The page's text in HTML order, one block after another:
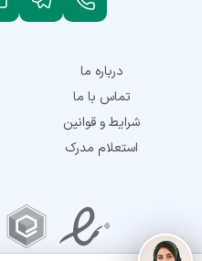
درباره ما
تماس با ما
شرایط و قوانین
استعلام مدرک